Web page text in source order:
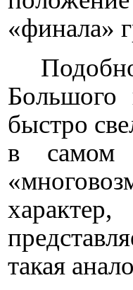
«финала»
Большого
быстро
в самом
такая